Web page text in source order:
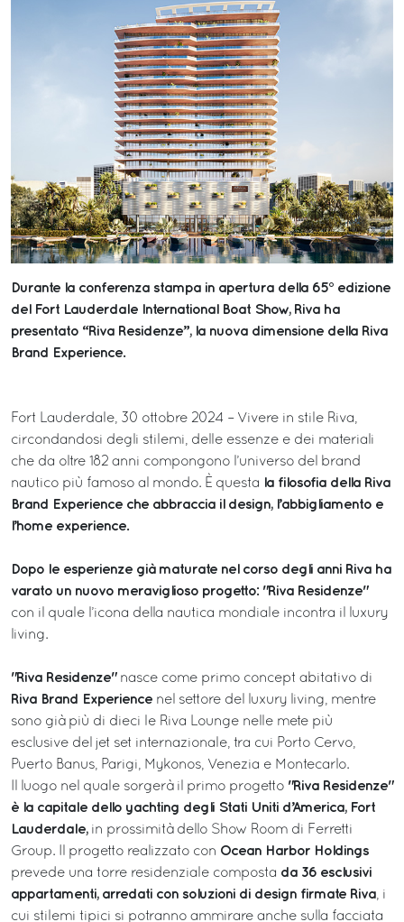
Durante la conferenza stampa in apertura della 65° edizione
del Fort Lauderdale International Boat Show, Riva ha
presentato “Riva Residenze”, la nuova dimensione della Riva
Brand Experience.
Fort Lauderdale, 30 ottobre 2024 – Vivere in stile Riva,
circondandosi degli stilemi, delle essenze e dei materiali
che da oltre 182 anni compongono l’universo del brand
nautico più famoso al mondo. È questa
la filosofia della Riva
Brand Experience che abbraccia il design, l’abbigliamento e
l’home experience.
Dopo le esperienze già maturate nel corso degli anni Riva ha
varato un nuovo meraviglioso progetto: "Riva Residenze"
con il quale l’icona della nautica mondiale incontra il luxury
living.
"Riva Residenze" nasce come primo concept abitativo di
Riva Brand Experience nel settore del luxury living, mentre
sono già più di dieci le Riva Lounge nelle mete più
esclusive del jet set internazionale, tra cui Porto Cervo,
Puerto Banus, Parigi, Mykonos, Venezia e Montecarlo.
Il luogo nel quale sorgerà il primo progetto "Riva Residenze"
è la capitale dello yachting degli Stati Uniti d’America, Fort
Lauderdale, in prossimità dello Show Room di Ferretti
Group. Il progetto realizzato con Ocean Harbor Holdings
prevede una torre residenziale composta da 36 esclusivi
appartamenti, arredati con soluzioni di design firmate Riva , i
cui stilemi tipici si potranno ammirare anche sulla facciata